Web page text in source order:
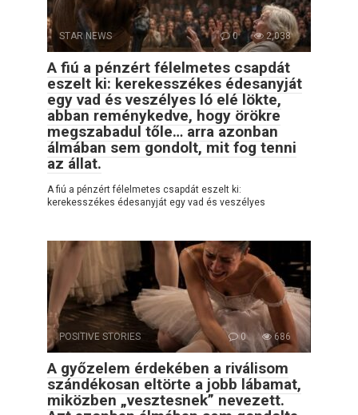
STAR NEWS 0 2,038
A fiú a pénzért félelmetes csapdát
eszelt ki: kerekesszékes édesanyját
egy vad és veszélyes ló elé lökte,
abban reménykedve, hogy örökre
megszabadul tőle… arra azonban
álmában sem gondolt, mit fog tenni
az állat.
A fiú a pénzért félelmetes csapdát eszelt ki:
kerekesszékes édesanyját egy vad és veszélyes
POSITIVE STORIES 0 686
A győzelem érdekében a riválisom
szándékosan eltörte a jobb lábamat,
miközben „vesztesnek” nevezett.